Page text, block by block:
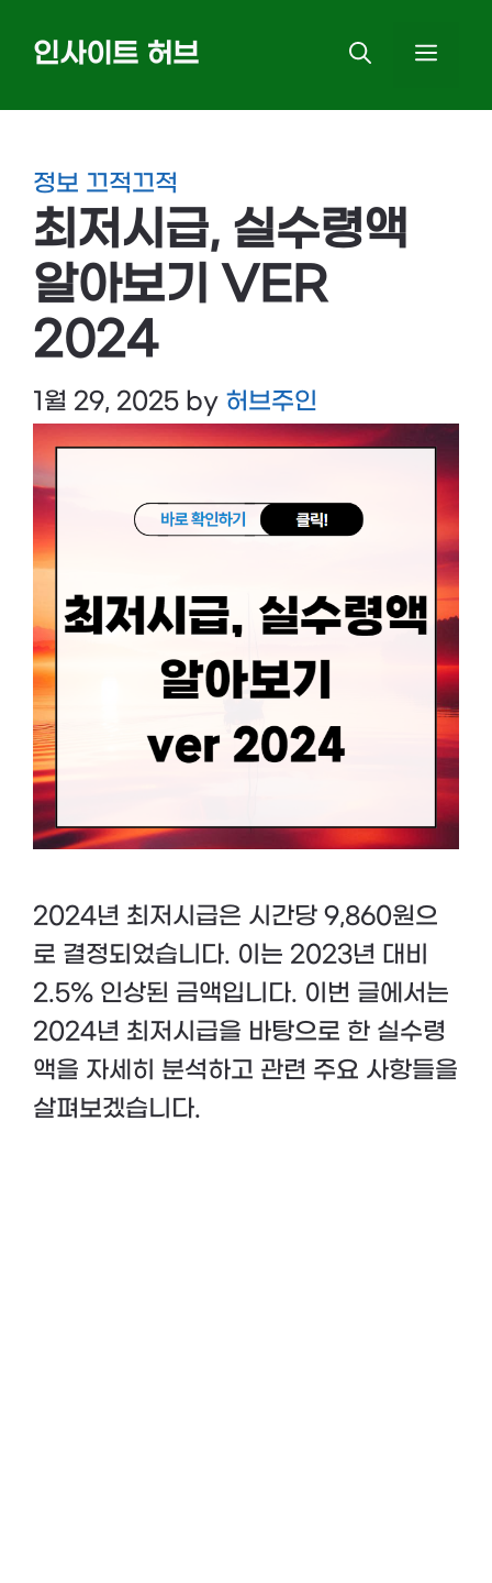
인사이트 허브
정보 끄적끄적
최저시급, 실수령액
알아보기 VER
2024
1월 29, 2025 by 허브주인
2024년 최저시급은 시간당 9,860원으
로 결정되었습니다. 이는 2023년 대비
2.5% 인상된 금액입니다​. 이번 글에서는
2024년 최저시급을 바탕으로 한 실수령
액을 자세히 분석하고 관련 주요 사항들을
살펴보겠습니다.